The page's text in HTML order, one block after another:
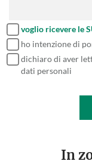
voglio ricevere le
ho intenzione di
dichiaro di aver
dati personali
In